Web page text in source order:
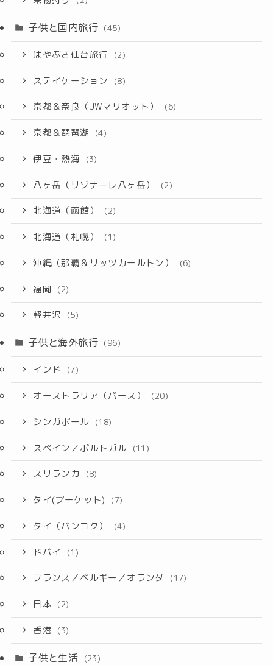
子供と国内旅行 (45)
はやぶさ仙台旅行 (2)
ステイケーション (8)
京都＆奈良（JWマリオット） (6)
京都＆琵琶湖 (4)
伊豆・熱海 (3)
八ヶ岳（リゾナーレ八ヶ岳） (2)
北海道（函館） (2)
北海道（札幌） (1)
沖縄（那覇＆リッツカールトン） (6)
福岡 (2)
軽井沢 (5)
子供と海外旅行 (96)
インド (7)
オーストラリア（パース） (20)
シンガポール (18)
スペイン／ポルトガル (11)
スリランカ (8)
タイ(プーケット) (7)
タイ（バンコク） (4)
ドバイ (1)
フランス／ベルギー／オランダ (17)
日本 (2)
香港 (3)
子供と生活 (23)